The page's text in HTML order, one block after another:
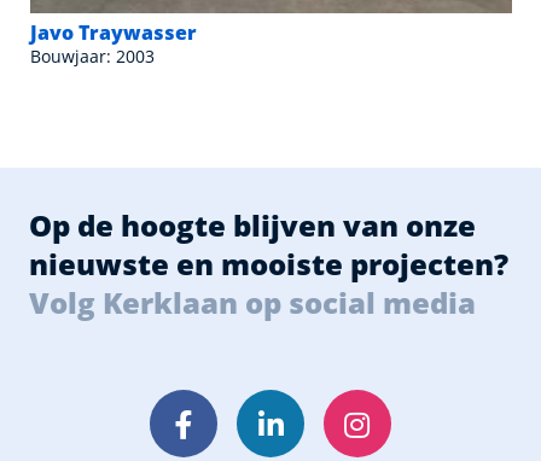
Javo Traywasser
Bouwjaar: 2003
Op de hoogte blijven van onze
nieuwste en mooiste projecten?
Volg Kerklaan op social media
FacebookLinkedInInstagram